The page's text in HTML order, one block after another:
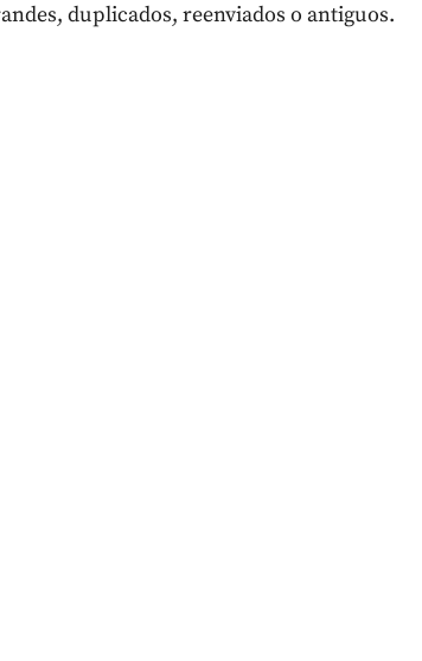
duplicados, reenviados o antiguos.